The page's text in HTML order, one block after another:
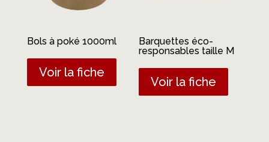
Bols à poké 1000ml
Voir la fiche
Barquettes éco-
responsables taille M
Voir la fiche